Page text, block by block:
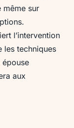
même sur
l’intervention
les techniques
aux